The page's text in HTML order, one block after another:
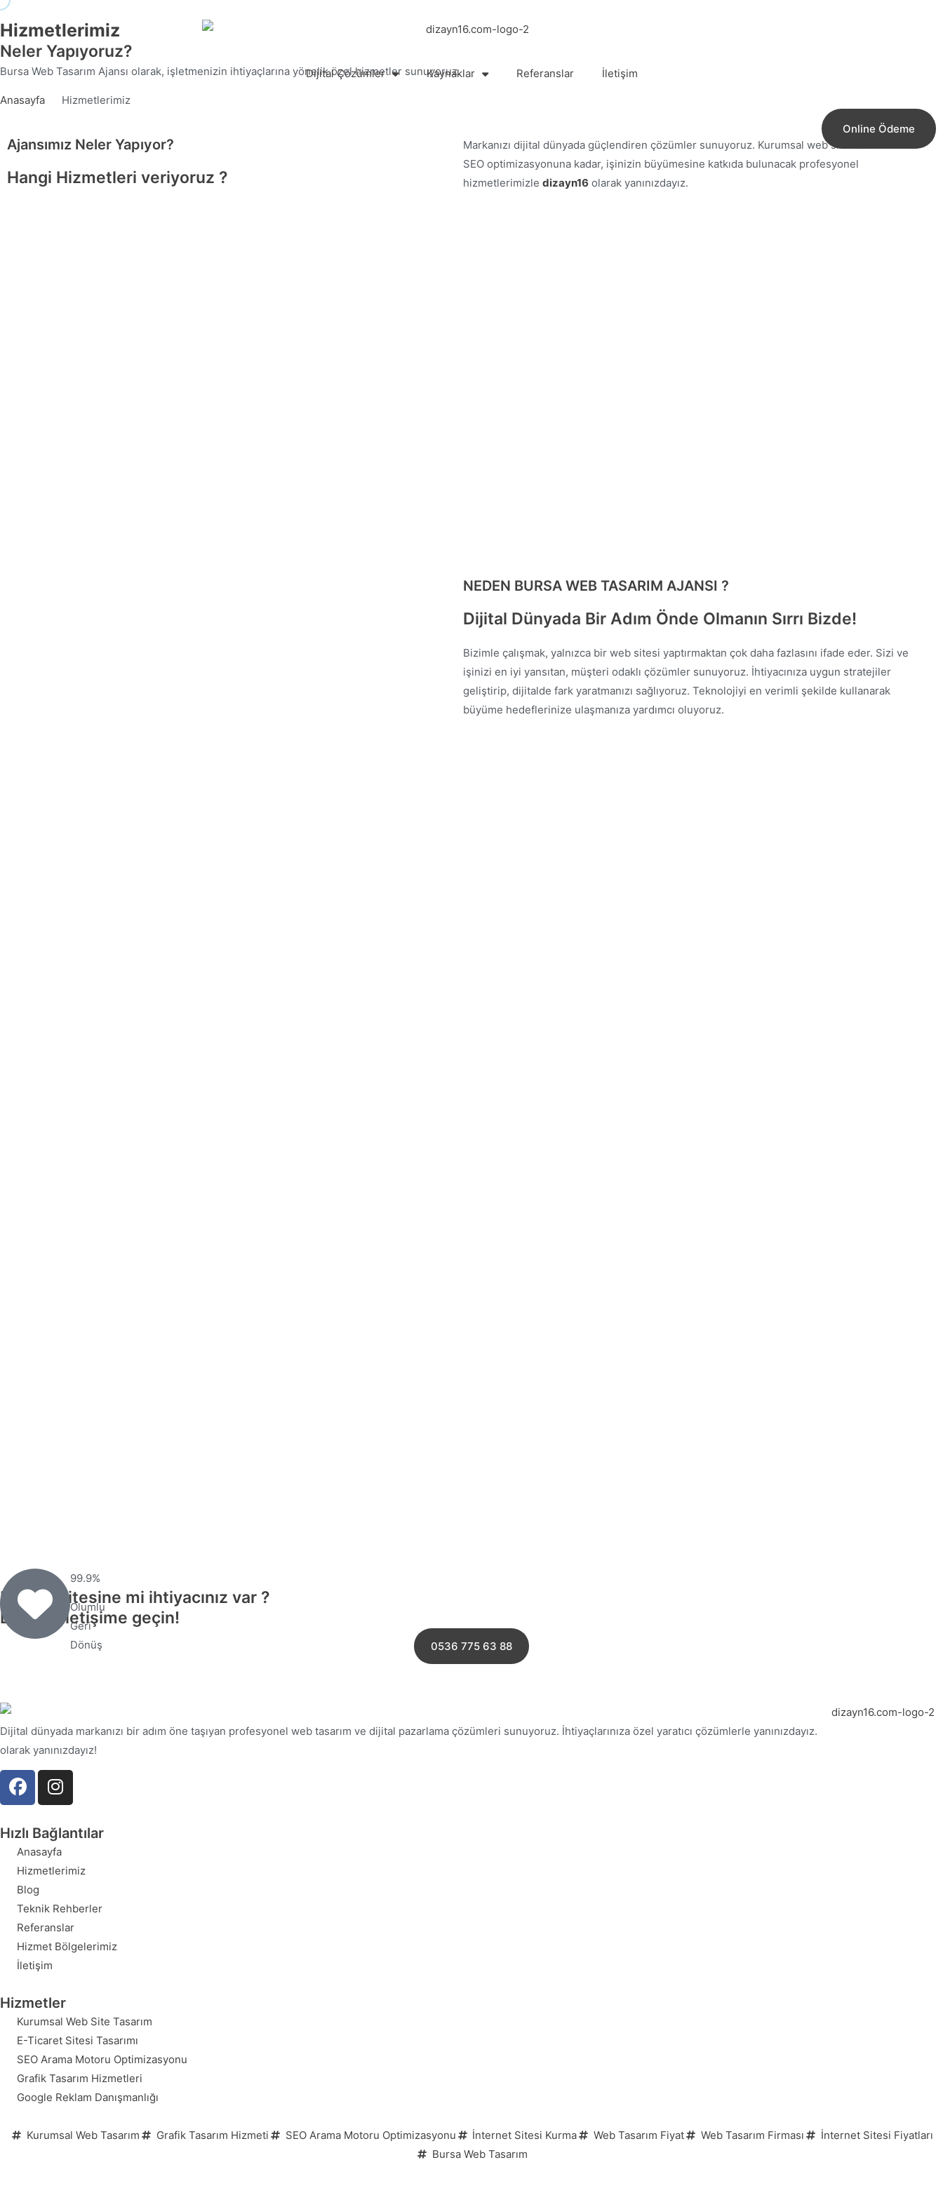
Dijital Çözümler Kaynaklar Referanslar İletişim
Online Ödeme
Hizmetlerimiz
Neler Yapıyoruz?
Bursa Web Tasarım Ajansı olarak, işletmenizin ihtiyaçlarına yönelik özel hizmetler sunuyoruz.
Anasayfa Hizmetlerimiz
Ajansımız Neler Yapıyor?
Hangi Hizmetleri veriyoruz ?
Markanızı dijital dünyada güçlendiren çözümler sunuyoruz. Kurumsal web site tasarımından
SEO optimizasyonuna kadar, işinizin büyümesine katkıda bulunacak profesyonel
hizmetlerimizle dizayn16 olarak yanınızdayız.
NEDEN BURSA WEB TASARIM AJANSI ?
Dijital Dünyada Bir Adım Önde Olmanın Sırrı Bizde!
Bizimle çalışmak, yalnızca bir web sitesi yaptırmaktan çok daha fazlasını ifade eder. Sizi ve
işinizi en iyi yansıtan, müşteri odaklı çözümler sunuyoruz. İhtiyacınıza uygun stratejiler
geliştirip, dijitalde fark yaratmanızı sağlıyoruz. Teknolojiyi en verimli şekilde kullanarak
büyüme hedeflerinize ulaşmanıza yardımcı oluyoruz.
99.9%
Olumlu
Geri
Dönüş
Bir websitesine mi ihtiyacınız var ?
Bizimle
iletişime geçin!
0536 775 63 88
Dijital dünyada markanızı bir adım öne taşıyan profesyonel web tasarım ve dijital pazarlama çözümleri sunuyoruz. İhtiyaçlarınıza özel yaratıcı çözümlerle yanınızdayız.
olarak yanınızdayız!
Hızlı Bağlantılar
Anasayfa
Hizmetlerimiz
Blog
Teknik Rehberler
Referanslar
Hizmet Bölgelerimiz
İletişim
Hizmetler
Kurumsal Web Site Tasarım
E-Ticaret Sitesi Tasarımı
SEO Arama Motoru Optimizasyonu
Grafik Tasarım Hizmetleri
Google Reklam Danışmanlığı
Kurumsal Web Tasarım Grafik Tasarım Hizmeti SEO Arama Motoru Optimizasyonu İnternet Sitesi Kurma Web Tasarım Fiyat Web Tasarım Firması
İnternet Sitesi Fiyatları
Bursa Web Tasarım